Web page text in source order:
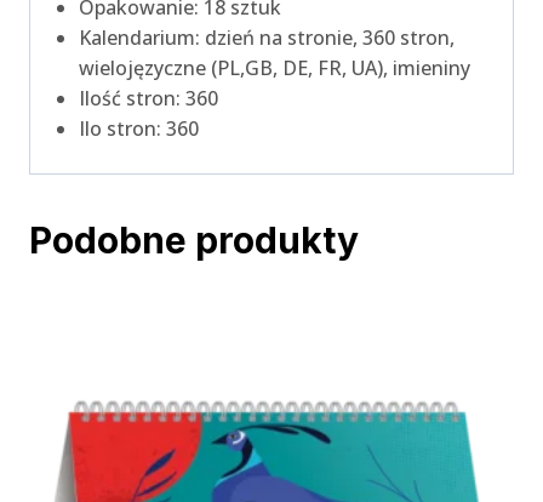
Opakowanie: 18 sztuk
Kalendarium: dzień na stronie, 360 stron,
wielojęzyczne (PL,GB, DE, FR, UA), imieniny
Ilość stron: 360
Ilo stron: 360
Podobne produkty